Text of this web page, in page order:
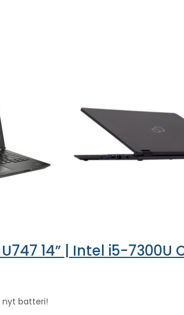
14” | Intel i5-7300U
nyt batteri!